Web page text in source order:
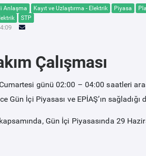
Anlaşma Kayıt ve Uzlaştırma - Elektrik Piyasa
STP
Çalışması
günü 02:00 – 04:00 saatleri
Gün İçi Piyasası ve EPİAŞ’ın
kapsamında, Gün İçi Piyasasında 29